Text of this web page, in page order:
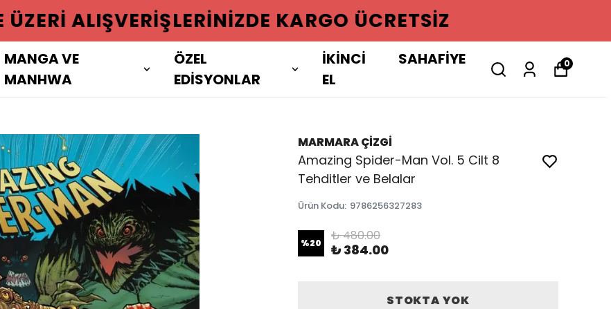
ALIŞVERIŞLERINIZDE KARGO ÜCRETSIZ
MANGA VE
MANHWA
ÖZEL
EDİSYONLAR
İKİNCİ
EL
SAHAFİYE 0
MARMARA ÇİZGİ
Amazing Spider-Man Vol. 5 Cilt 8
Tehditler ve Belalar
Ürün Kodu: 9786256327283
%20 ₺ 480.00
₺ 384.00
STOKTA YOK